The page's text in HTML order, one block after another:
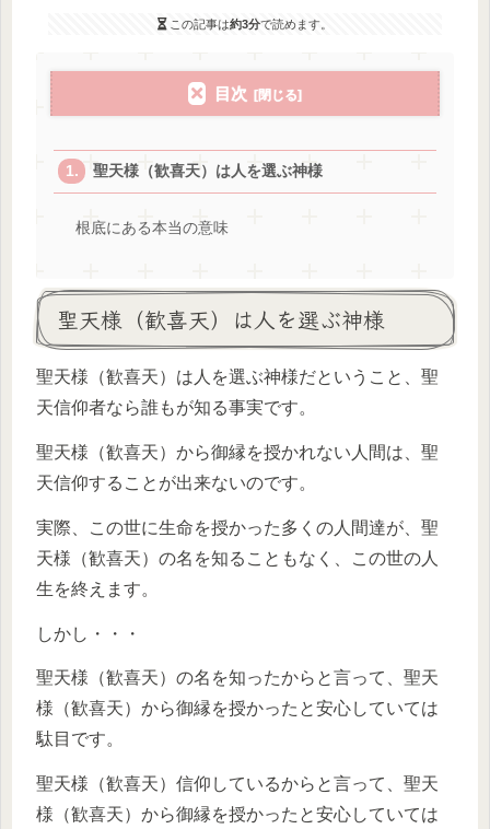
この記事は約3分で読めます。
目次
聖天様（歓喜天）は人を選ぶ神様
根底にある本当の意味
聖天様（歓喜天）は人を選ぶ神様
聖天様（歓喜天）は人を選ぶ神様だということ、聖
天信仰者なら誰もが知る事実です。
聖天様（歓喜天）から御縁を授かれない人間は、聖
天信仰することが出来ないのです。
実際、この世に生命を授かった多くの人間達が、聖
天様（歓喜天）の名を知ることもなく、この世の人
生を終えます。
しかし・・・
聖天様（歓喜天）の名を知ったからと言って、聖天
様（歓喜天）から御縁を授かったと安心していては
駄目です。
聖天様（歓喜天）信仰しているからと言って、聖天
様（歓喜天）から御縁を授かったと安心していては